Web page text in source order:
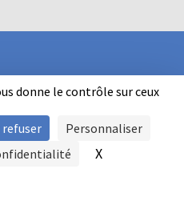
donne le contrôle sur ceux
Personnaliser
X
SIGNALER UNE VIOLENCE